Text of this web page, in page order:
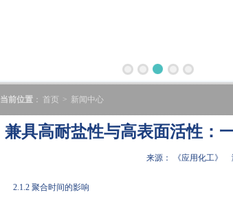
当前位置 ： 首页 > 新闻中心
兼具高耐盐性与高表面活性：
来源： 《应用化工》
2.1.2 聚合时间的影响